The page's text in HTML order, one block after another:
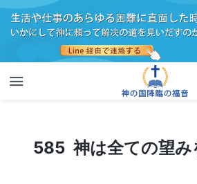
585 神は全ての望みを人に置く
585 神は全ての望み